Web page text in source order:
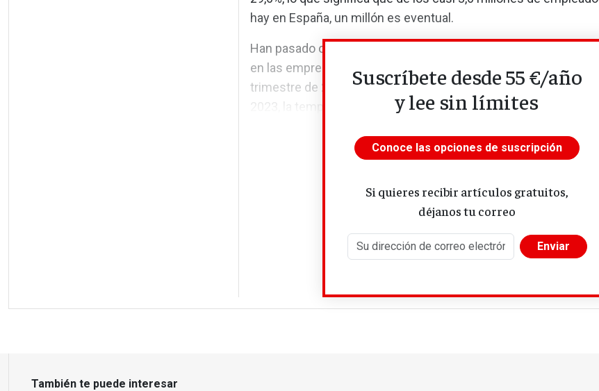
hay en España, un millón es eventual.
Han pasado cinco años desde la última vez que el porcentaje
en las empresas privadas superaba la de las Administraciones.
trimestre de 2018 (véase gráfico). Desde 2020 y hasta el
2023, la temporalidad en el sector...
Suscríbete desde 55 €/año
y lee sin límites
Conoce las opciones de suscripción
Si quieres recibir artículos gratuitos,
déjanos tu correo
También te puede interesar